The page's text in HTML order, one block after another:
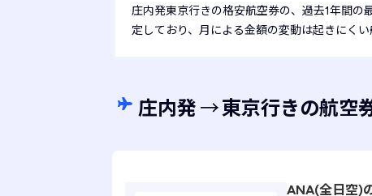
庄内発東京行きの格安航空券の、過去1年間の
定しており、月による金額の変動は起きにくい
庄内発 →東京行きの航空
ANA(全日空)